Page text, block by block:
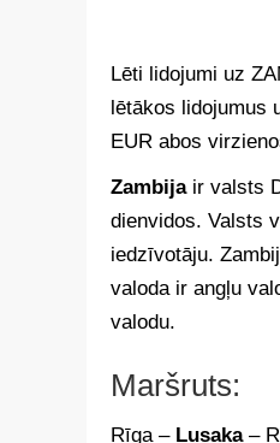
Lēti lidojumi uz
lētākos lidojumus
EUR abos
Zambijair valsts
dienvidos. Valsts
iedzīvotāju.
valoda ir angļu
valodu.
Maršruts:
Rīga – Lusaka–